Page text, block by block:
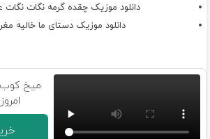
دانلود موزیک چقده گرمه نگات نگات
دانلود موزیک دستای ما خالیه
میخ